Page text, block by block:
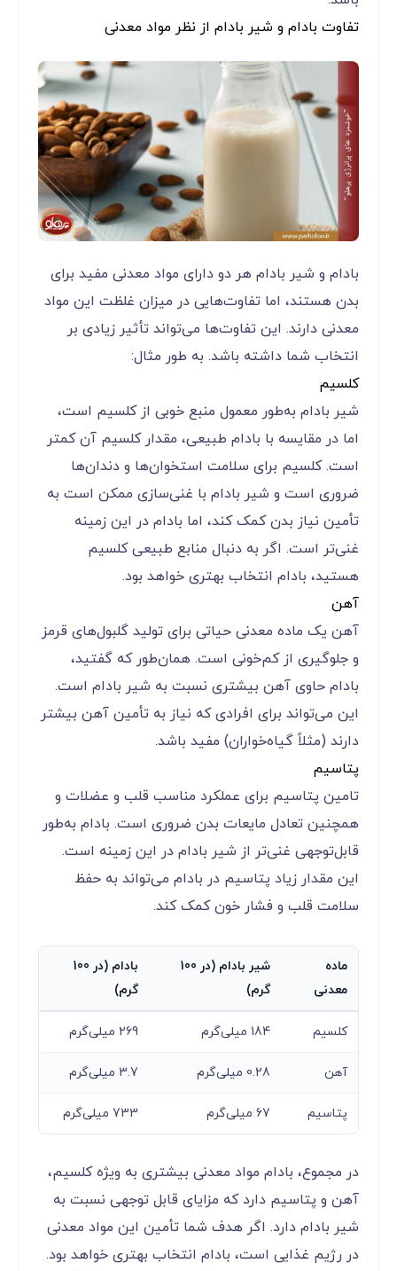
تفاوت بادام و شیر بادام از نظر مواد معدنی
بادام و شیر بادام هر دو دارای مواد معدنی مفید برای
بدن هستند، اما تفاوت‌هایی در میزان غلظت این مواد
معدنی دارند. این تفاوت‌ها می‌تواند تأثیر زیادی بر
انتخاب شما داشته باشد. به طور مثال:
کلسیم
شیر بادام به‌طور معمول منبع خوبی از کلسیم است،
اما در مقایسه با بادام طبیعی، مقدار کلسیم آن کمتر
است. کلسیم برای سلامت استخوان‌ها و دندان‌ها
ضروری است و شیر بادام با غنی‌سازی ممکن است به
تأمین نیاز بدن کمک کند، اما بادام در این زمینه
غنی‌تر است. اگر به دنبال منابع طبیعی کلسیم
هستید، بادام انتخاب بهتری خواهد بود.
آهن
آهن یک ماده معدنی حیاتی برای تولید گلبول‌های قرمز
و جلوگیری از کم‌خونی است. همان‌طور که گفتید،
بادام حاوی آهن بیشتری نسبت به شیر بادام است.
این می‌تواند برای افرادی که نیاز به تأمین آهن بیشتر
دارند (مثلاً گیاه‌خواران) مفید باشد.
پتاسیم
تامین پتاسیم برای عملکرد مناسب قلب و عضلات و
همچنین تعادل مایعات بدن ضروری است. بادام به‌طور
قابل‌توجهی غنی‌تر از شیر بادام در این زمینه است.
این مقدار زیاد پتاسیم در بادام می‌تواند به حفظ
سلامت قلب و فشار خون کمک کند.
ماده
معدنی
شیر بادام (در 100
گرم)
بادام (در 100
گرم)
کلسیم 184 میلی‌گرم 269 میلی‌گرم
آهن 0.28 میلی‌گرم 3.7 میلی‌گرم
پتاسیم 67 میلی‌گرم 733 میلی‌گرم
در مجموع، بادام مواد معدنی بیشتری به ویژه کلسیم،
آهن و پتاسیم دارد که مزایای قابل توجهی نسبت به
شیر بادام دارد. اگر هدف شما تأمین این مواد معدنی
در رژیم غذایی است، بادام انتخاب بهتری خواهد بود.